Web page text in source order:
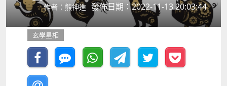
作者：熊神進 發佈日期：2022-11-13 20:03:44
玄學星相